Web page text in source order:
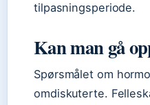
tilpasningsperiode.
Kan man gå
Spørsmålet om
omdiskuterte.